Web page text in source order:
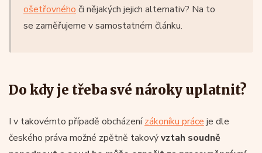
ošetřovného či nějakých jejich alternativ? Na to
se zaměřujeme v samostatném článku.
Do kdy je třeba své nároky uplatnit?
I v takovémto případě obcházenízákoníku práce je dle
českého práva možné zpětně takovývztah soudně